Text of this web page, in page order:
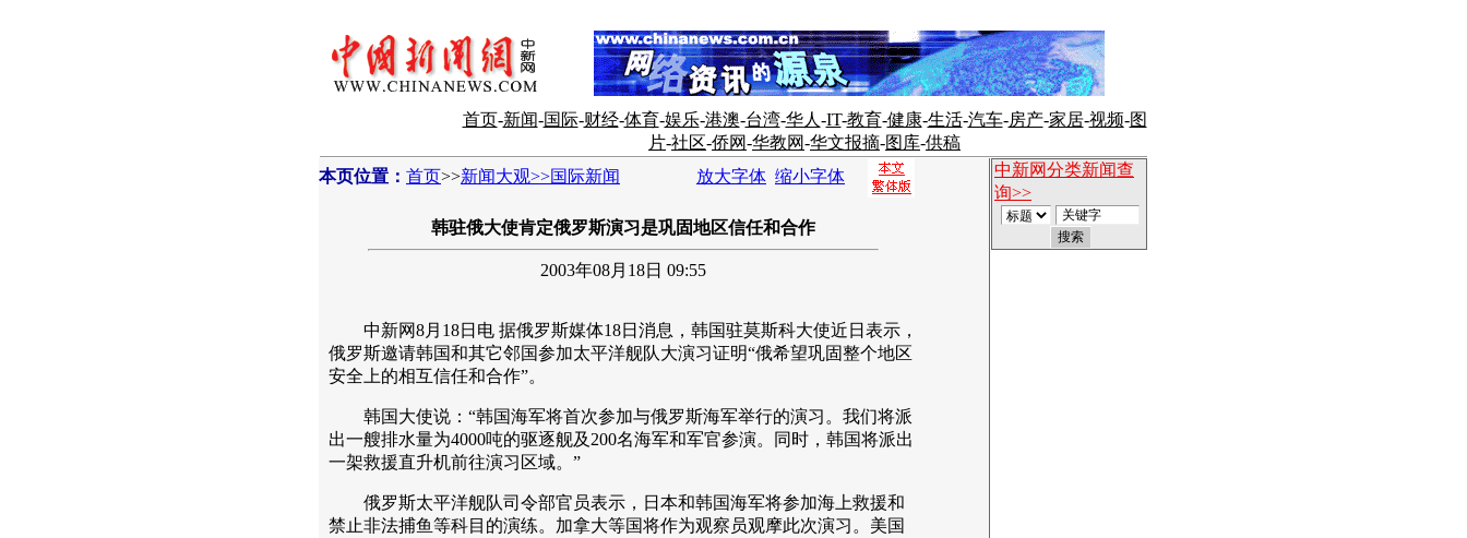
首页-新闻-国际-财经-体育-娱乐-港澳-台湾-华人 -IT-教育-健康-生活-汽车-房产-家居-视频-图
片-社区-侨网-华教网-华文报摘-图库-供稿
本页位置： 首页>>新闻大观>>国际新闻 放大字体 缩小字体
韩驻俄大使肯定俄罗斯演习是巩固地区信任和合作
2003年08月18日 09:55
中新网8月18日电 据俄罗斯媒体18日消息，韩国驻莫斯科大使近日表示，
俄罗斯邀请韩国和其它邻国参加太平洋舰队大演习证明“俄希望巩固整个地区
安全上的相互信任和合作”。
韩国大使说：“韩国海军将首次参加与俄罗斯海军举行的演习。我们将派
出一艘排水量为4000吨的驱逐舰及200名海军和军官参演。同时，韩国将派出
一架救援直升机前往演习区域。”
俄罗斯太平洋舰队司令部官员表示，日本和韩国海军将参加海上救援和
禁止非法捕鱼等科目的演练。加拿大等国将作为观察员观摩此次演习。美国
中新网分类新闻查
询>>